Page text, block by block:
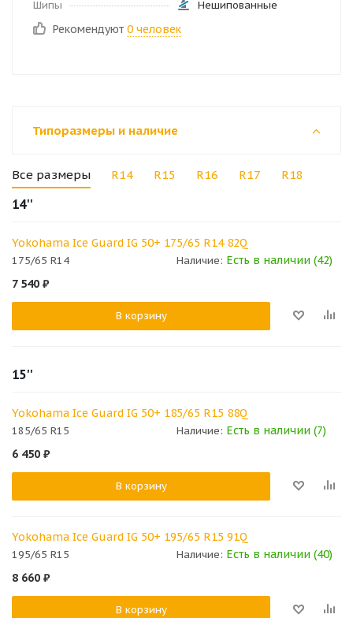
Шипы
Нешипованные
Рекомендуют 0 человек
Типоразмеры и наличие
Все размеры R14 R15 R16 R17 R18
14''
Yokohama Ice Guard IG 50+ 175/65 R14 82Q
175/65 R14 Наличие: Есть в наличии (42)
7 540 ₽
В корзину
15''
Yokohama Ice Guard IG 50+ 185/65 R15 88Q
185/65 R15 Наличие: Есть в наличии (7)
6 450 ₽
В корзину
Yokohama Ice Guard IG 50+ 195/65 R15 91Q
195/65 R15 Наличие: Есть в наличии (40)
8 660 ₽
В корзину